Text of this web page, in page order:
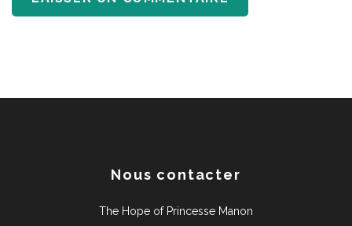
Nous contacter
The Hope of Princesse Manon